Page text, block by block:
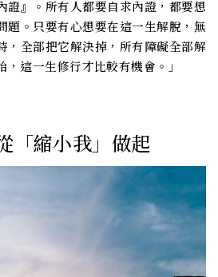
證』。所有人都要自求內證，都要想
題。只要有心想要在這一生解脫，無
，全部把它解決掉，所有障礙全部解
這一生修行才比較有機會。」
「縮小我」做起